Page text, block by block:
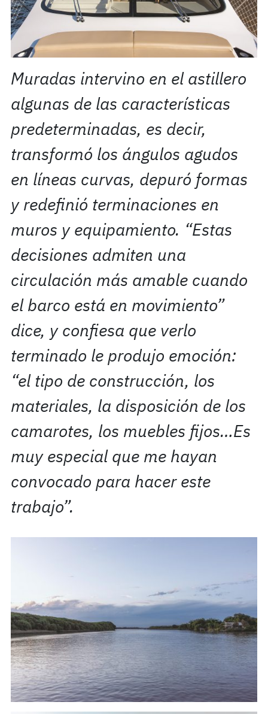
Muradas intervino en el astillero
algunas de las características
predeterminadas, es decir,
transformó los ángulos agudos
en líneas curvas, depuró formas
y redefinió terminaciones en
muros y equipamiento. “Estas
decisiones admiten una
circulación más amable cuando
el barco está en movimiento”
dice, y confiesa que verlo
terminado le produjo emoción:
“el tipo de construcción, los
materiales, la disposición de los
camarotes, los muebles fijos…Es
muy especial que me hayan
convocado para hacer este
trabajo”.